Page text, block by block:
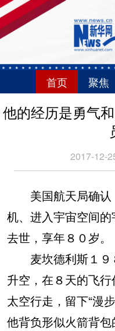
首页 聚焦
他的经历是勇气
2017-12-
美国航天局确认
机、进入宇宙空间
去世，享年８０岁。
麦坎德利斯１９
升空，在８天的飞
太空行走，留下“漫
他背负形似火箭背